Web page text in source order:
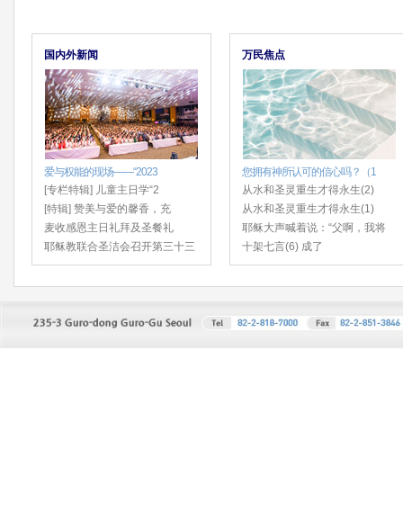
国内外新闻
爱与权能的现场——“2023
[专栏特辑] 儿童主日学“2
[特辑] 赞美与爱的馨香，充
麦收感恩主日礼拜及圣餐礼
耶稣教联合圣洁会召开第三十三
万民焦点
您拥有神所认可的信心吗？（1
从水和圣灵重生才得永生(2)
从水和圣灵重生才得永生(1)
耶稣大声喊着说：“父啊，我将
十架七言(6) 成了